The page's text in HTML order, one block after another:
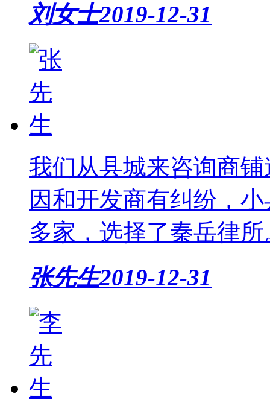
刘女士2019-12-31
我们从县城来咨询商
因和开发商有纠纷，
多家，选择了秦岳律所
张先生2019-12-31